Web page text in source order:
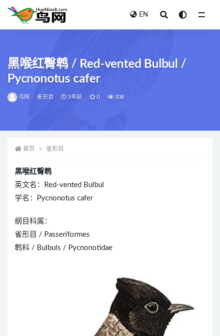
EN
黑喉红臀鹎 / Red-vented Bulbul /
Pycnonotus cafer
鸟网 雀形目 3年前 0 308
首页 雀形目
黑喉红臀鹎
英文名：Red-vented Bulbul
学名：Pycnonotus cafer
纲目科属：
雀形目 / Passeriformes
鹎科 / Bulbuls / Pycnonotidae